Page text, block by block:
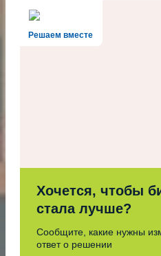
Решаем вместе
Хочется, чтобы
стала лучше?
Сообщите, какие нужны
ответ о решении